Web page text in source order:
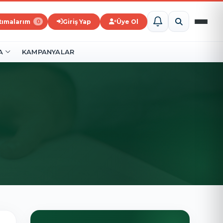
0 Giriş Yap Üye Ol
KAMPANYALAR